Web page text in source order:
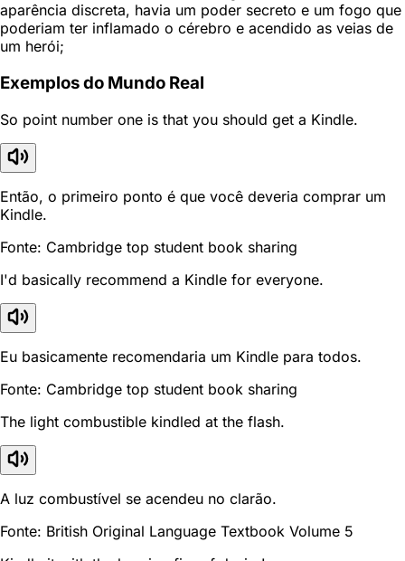
aparência discreta, havia um poder secreto e um fogo que
poderiam ter inflamado o cérebro e acendido as veias de
um herói;
Exemplos do Mundo Real
So point number one is that you should get a Kindle.
Então, o primeiro ponto é que você deveria comprar um
Kindle.
Fonte: Cambridge top student book sharing
I'd basically recommend a Kindle for everyone.
Eu basicamente recomendaria um Kindle para todos.
Fonte: Cambridge top student book sharing
The light combustible kindled at the flash.
A luz combustível se acendeu no clarão.
Fonte: British Original Language Textbook Volume 5